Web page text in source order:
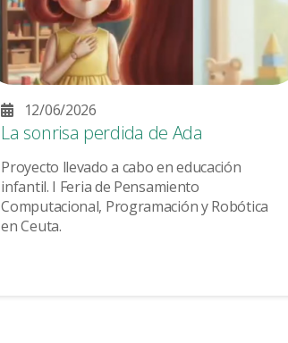
12/06/2026
La sonrisa perdida de Ada
Proyecto llevado a cabo en educación
infantil. I Feria de Pensamiento
Computacional, Programación y Robótica
en Ceuta.